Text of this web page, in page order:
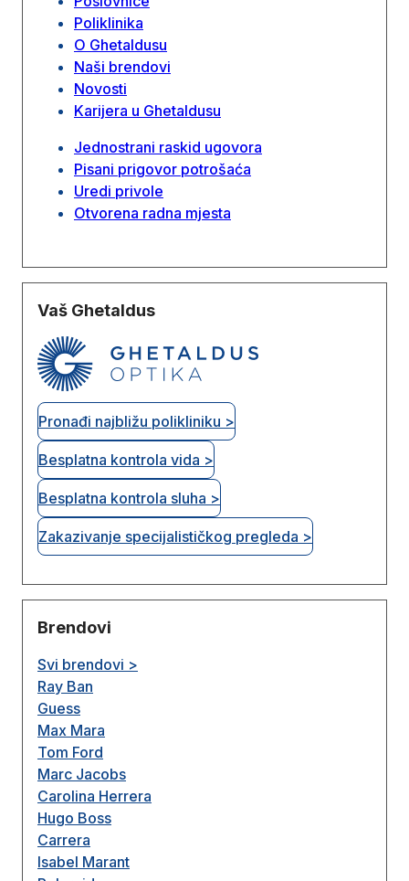
Poliklinika
O Ghetaldusu
Naši brendovi
Novosti
Karijera u Ghetaldusu
Jednostrani raskid ugovora
Pisani prigovor potrošaća
Uredi privole
Otvorena radna mjesta
Vaš Ghetaldus
Pronađi najbližu polikliniku >
Besplatna kontrola vida >
Besplatna kontrola sluha >
Zakazivanje specijalističkog pregleda >
Brendovi
Svi brendovi >
Ray Ban
Guess
Max Mara
Tom Ford
Marc Jacobs
Carolina Herrera
Hugo Boss
Carrera
Isabel Marant